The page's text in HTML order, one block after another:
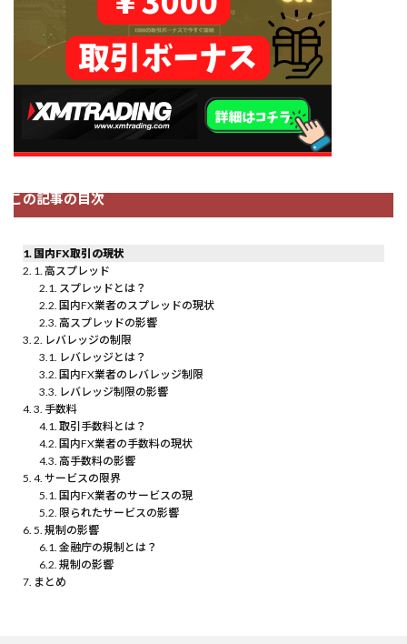
この記事の目次
国内FX取引の現状
1. 高スプレッド
スプレッドとは？
国内FX業者のスプレッドの現状
高スプレッドの影響
2. レバレッジの制限
レバレッジとは？
国内FX業者のレバレッジ制限
レバレッジ制限の影響
3. 手数料
取引手数料とは？
国内FX業者の手数料の現状
高手数料の影響
4. サービスの限界
国内FX業者のサービスの現
限られたサービスの影響
5. 規制の影響
金融庁の規制とは？
規制の影響
まとめ